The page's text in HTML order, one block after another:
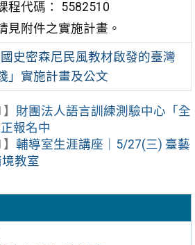
程代碼： 5582510
見附件之實施計畫。
國史密森尼民風教材啟發的臺灣
」實施計畫及公文
財團法人語言訓練測驗中心「全
報名中
輔導室生涯講座｜5/27(三) 臺藝
教室